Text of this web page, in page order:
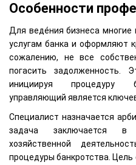
Особенности
Для веде́ния бизнеса многие
услугам банка и оформляют
сожалению, не все
погасить задолженность.
инициируя процедуру
управляющий является
Специалист назначается
задача заключается в
хозяйственной
процедуры банкротства.